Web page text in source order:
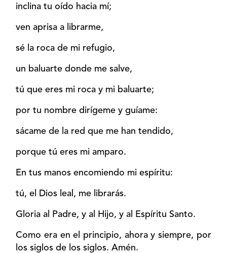
inclina tu oído hacia mí;
ven aprisa a librarme,
sé la roca de mi refugio,
un baluarte donde me salve,
tú que eres mi roca y mi baluarte;
por tu nombre dirígeme y guíame:
sácame de la red que me han tendido,
porque tú eres mi amparo.
En tus manos encomiendo mi espíritu:
tú, el Dios leal, me librarás.
Gloria al Padre, y al Hijo, y al Espíritu Santo.
Como era en el principio, ahora y siempre, por
los siglos de los siglos. Amén.